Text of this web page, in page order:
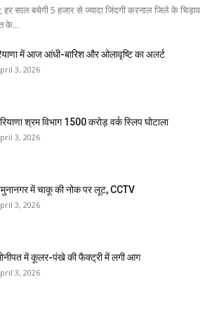
हर साल बचेगी 5 हजार से ज्यादा जिंदगी करनाल जिले के चिड़ाव
के...
में आज आंधी-बारिश और ओलावृष्टि का अलर्ट
3, 2026
श्रम विभाग 1500 करोड़ वर्क स्लिप घोटाला
3, 2026
में चाकू की नोक पर लूट, CCTV
3, 2026
में कूलर-पंखे की फैक्ट्री में लगी आग
3, 2026